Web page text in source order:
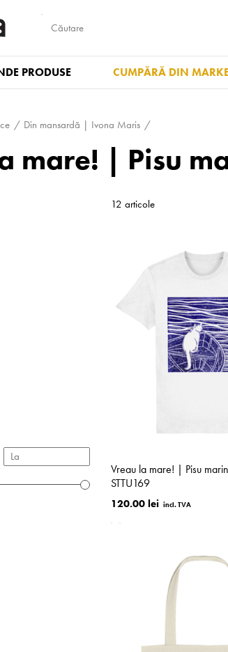
PRODUSE CUMPĂRĂ DIN
Din mansardă | Ivona Maris
mare! | Pisu
12 articole
Vreau la mare! | Pisu
STTU169
120.00 lei